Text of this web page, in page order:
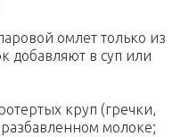
омлет только из
добавляют в суп или
круп (гречки,
молоке;